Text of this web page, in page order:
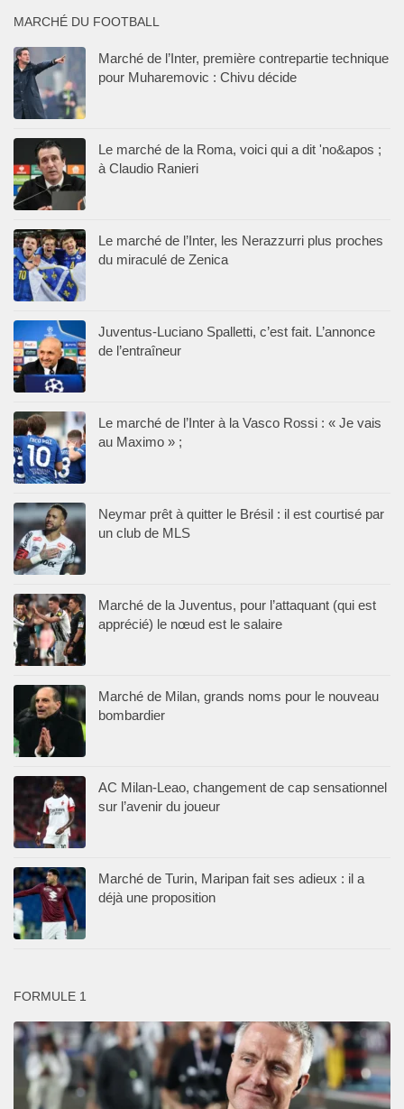
MARCHÉ DU FOOTBALL
Marché de l’Inter, première contrepartie technique
pour Muharemovic : Chivu décide
Le marché de la Roma, voici qui a dit 'no&apos ;
à Claudio Ranieri
Le marché de l’Inter, les Nerazzurri plus proches
du miraculé de Zenica
Juventus-Luciano Spalletti, c’est fait. L’annonce
de l’entraîneur
Le marché de l’Inter à la Vasco Rossi : « Je vais
au Maximo » ;
Neymar prêt à quitter le Brésil : il est courtisé par
un club de MLS
Marché de la Juventus, pour l’attaquant (qui est
apprécié) le nœud est le salaire
Marché de Milan, grands noms pour le nouveau
bombardier
AC Milan-Leao, changement de cap sensationnel
sur l’avenir du joueur
Marché de Turin, Maripan fait ses adieux : il a
déjà une proposition
FORMULE 1